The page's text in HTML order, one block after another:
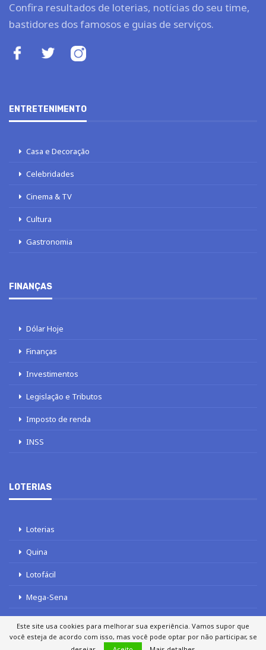
Confira resultados de loterias, notícias do seu time,
bastidores dos famosos e guias de serviços.
ENTRETENIMENTO
Casa e Decoração
Celebridades
Cinema & TV
Cultura
Gastronomia
FINANÇAS
Dólar Hoje
Finanças
Investimentos
Legislação e Tributos
Imposto de renda
INSS
LOTERIAS
Loterias
Quina
Lotofácil
Mega-Sena
Tele sena
Este site usa cookies para melhorar sua experiência. Vamos supor que
você esteja de acordo com isso, mas você pode optar por não participar, se